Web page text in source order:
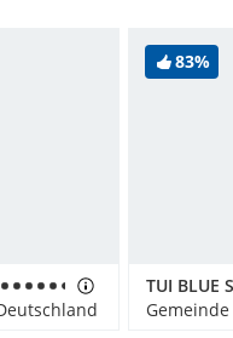
83%
TUI BLUE